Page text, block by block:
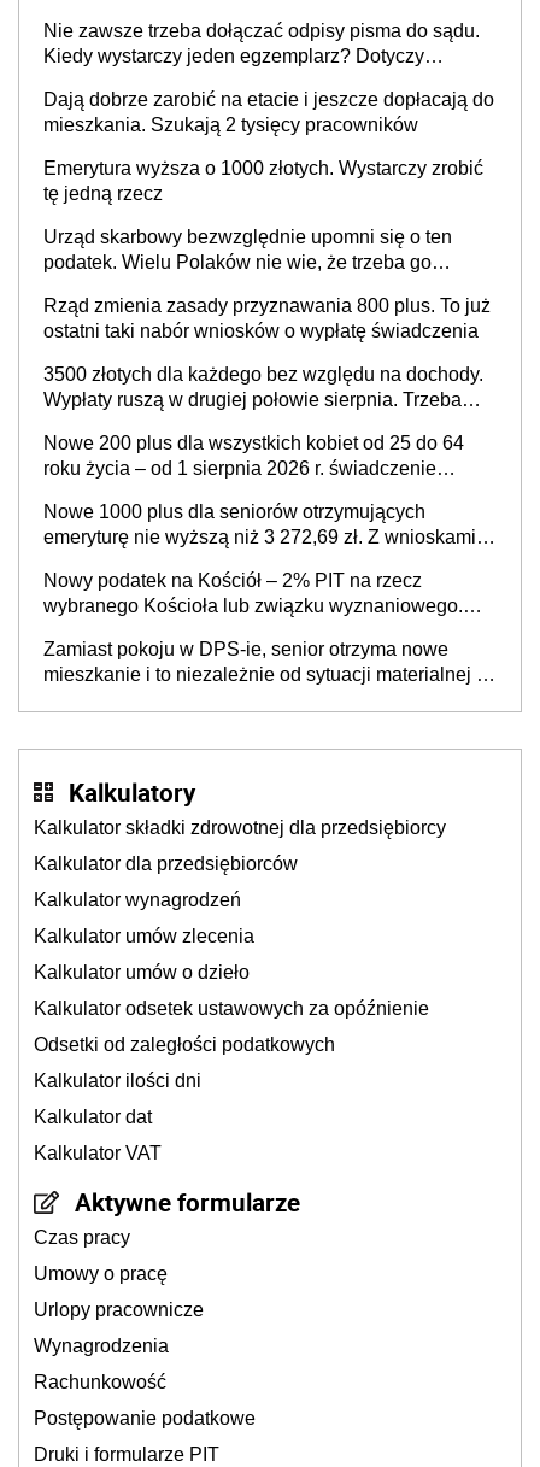
Nie zawsze trzeba dołączać odpisy pisma do sądu.
Kiedy wystarczy jeden egzemplarz? Dotyczy
Dają dobrze zarobić na etacie i jeszcze dopłacają do
mieszkania. Szukają 2 tysięcy pracowników
Emerytura wyższa o 1000 złotych. Wystarczy zrobić
tę jedną rzecz
Urząd skarbowy bezwzględnie upomni się o ten
podatek. Wielu Polaków nie wie, że trzeba go
Rząd zmienia zasady przyznawania 800 plus. To już
ostatni taki nabór wniosków o wypłatę świadczenia
3500 złotych dla każdego bez względu na dochody.
Wypłaty ruszą w drugiej połowie sierpnia. Trzeba
Nowe 200 plus dla wszystkich kobiet od 25 do 64
roku życia – od 1 sierpnia 2026 r. świadczenie
Nowe 1000 plus dla seniorów otrzymujących
emeryturę nie wyższą niż 3 272,69 zł. Z wnioskami
nie otrzymają
Nowy podatek na Kościół – 2% PIT na rzecz
wybranego Kościoła lub związku wyznaniowego.
finansowania
Zamiast pokoju w DPS-ie, senior otrzyma nowe
mieszkanie i to niezależnie od sytuacji materialnej –
Kalkulatory
Kalkulator składki zdrowotnej dla przedsiębiorcy
Kalkulator dla przedsiębiorców
Kalkulator wynagrodzeń
Kalkulator umów zlecenia
Kalkulator umów o dzieło
Kalkulator odsetek ustawowych za opóźnienie
Odsetki od zaległości podatkowych
Kalkulator ilości dni
Kalkulator dat
Kalkulator VAT
Aktywne formularze
Czas pracy
Umowy o pracę
Urlopy pracownicze
Wynagrodzenia
Rachunkowość
Postępowanie podatkowe
Druki i formularze PIT